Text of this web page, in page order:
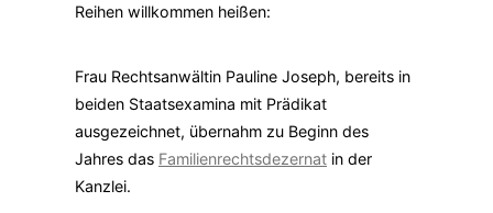
Reihen willkommen heißen:
Frau Rechtsanwältin Pauline Joseph, bereits in
beiden Staatsexamina mit Prädikat
ausgezeichnet, übernahm zu Beginn des
Jahres das Familienrechtsdezernat in der
Kanzlei.